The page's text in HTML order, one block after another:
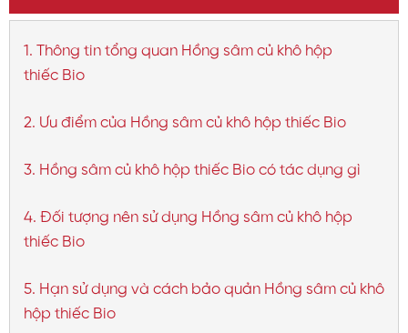
1. Thông tin tổng quan Hồng sâm củ khô hộp
thiếc Bio
2. Ưu điểm của Hồng sâm củ khô hộp thiếc Bio
3. Hồng sâm củ khô hộp thiếc Bio có tác dụng gì
4. Đối tượng nên sử dụng Hồng sâm củ khô hộp
thiếc Bio
5. Hạn sử dụng và cách bảo quản Hồng sâm củ khô
hộp thiếc Bio